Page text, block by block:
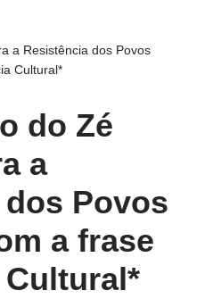
a Resistência dos Povos
Cultural*
do Zé
a
Povos
a frase